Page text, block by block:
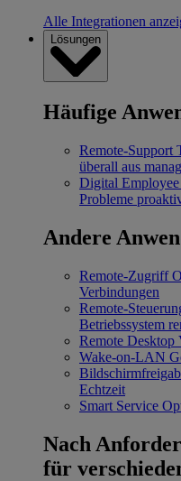
Alle Integrationen
Lösungen
Häufige
Remote-Support
überall aus
Digital
Probleme
Andere
Remote-Zugriff
Verbindungen
Remote-
Betriebssystem
Remote Desktop
Wake-on-LAN
Echtzeit
Smart Service
Nach
für